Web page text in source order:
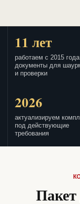
11 лет
работаем с 2015
документы для
и проверки
2026
актуализируем
под действующие
требования